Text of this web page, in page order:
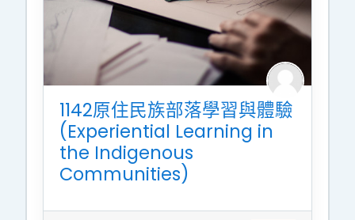
1142原住民族部落學習與體驗
(Experiential Learning in
the Indigenous
Communities)